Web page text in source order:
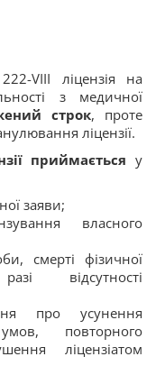
VIII ліцензія на
з медичної
строк, проте
ліцензії.
приймається у
заяви;
власного
смерті фізичної
відсутності
про усунення
повторного
ліцензіатом